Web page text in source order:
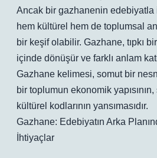
Ancak bir gazhanenin
hem kültürel hem de toplumsal
bir keşif olabilir. Gazhane, tıpkı
içinde dönüşür ve farklı anlam
Gazhane kelimesi, somut bir
bir toplumun ekonomik
kültürel kodlarının yansımasıdır.
Gazhane: Edebiyatın Arka
İhtiyaçlar